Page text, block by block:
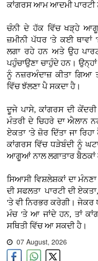
ਕਾਂਗਰਸ ਆਮ ਆਦਮੀ ਪਾਰਟੀ
ਚੰਨੀ ਦੇ ਹੱਕ ਵਿੱਚ ਖੜ੍ਹੇ
ਜ਼ਮੀਨੀ ਪੱਧਰ 'ਤੇ ਕਈ
ਲਗਾ ਰਹੇ ਹਨ ਅਤੇ ਉਹ
ਪਹੁੰਚਾਉਣਾ ਚਾਹੁੰਦੇ ਹਨ। ਉਨ੍ਹਾਂ
ਨੂੰ ਨਜ਼ਰਅੰਦਾਜ਼ ਕੀਤਾ ਗਿਆ
ਵਿੱਚ ਝੱਲਣਾ ਪੈ ਸਕਦਾ ਹੈ।
ਦੂਜੇ ਪਾਸੇ, ਕਾਂਗਰਸ ਦੀ
ਮੰਤਰੀ ਦੇ ਚਿਹਰੇ ਦਾ ਐਲਾਨ
ਏਕਤਾ 'ਤੇ ਜ਼ੋਰ ਦਿੱਤਾ ਜਾ
ਕਾਂਗਰਸ ਵਿੱਚ ਧੜੇਬੰਦੀ ਨੂੰ
ਆਗੂਆਂ ਨਾਲ ਲਗਾਤਾਰ ਬੈਠਕਾਂ
ਸਿਆਸੀ ਵਿਸ਼ਲੇਸ਼ਕਾਂ ਦਾ
ਦੀ ਸਫਲਤਾ ਪਾਰਟੀ ਦੀ
'ਤੇ ਵੀ ਨਿਰਭਰ ਕਰੇਗੀ।
ਮੰਚ 'ਤੇ ਆ ਜਾਂਦੇ ਹਨ, ਤਾਂ
ਸਥਿਤੀ ਵਿੱਚ ਆ ਸਕਦੀ ਹੈ।
07 August, 2026